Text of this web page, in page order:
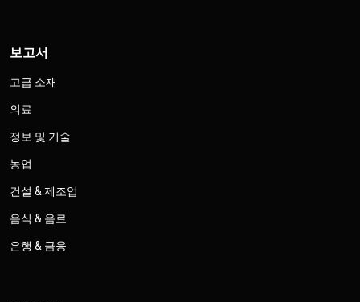
보고서
고급 소재
의료
정보 및 기술
농업
건설 & 제조업
음식 & 음료
은행 & 금융